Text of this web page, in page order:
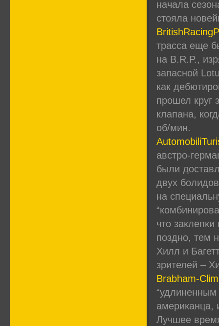
начала
стояла
трасса еще
на B.R.P.,
запасной
как
прошел круг
клапана,
об/мин.
австро-
были
двух
на
что
поздно, тем
Хилл и
зрителей –
Brabham-
“удлиненным
американца,
Лучшее